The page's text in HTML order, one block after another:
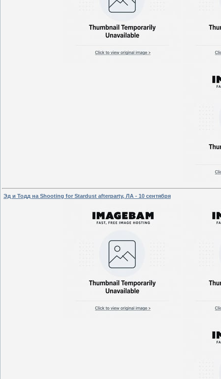
Эд и Тодд на Shooting for Stardust afterparty, ЛА - 10 сентября